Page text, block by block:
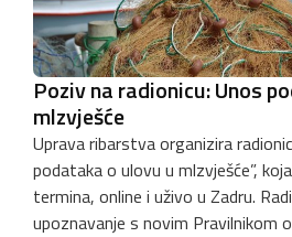
Poziv na radionicu: Unos
mlzvješće
Uprava ribarstva organizira
podataka o ulovu u mlzvješće”,
termina, online i uživo u Zadru.
upoznavanje s novim Pravilnikom o